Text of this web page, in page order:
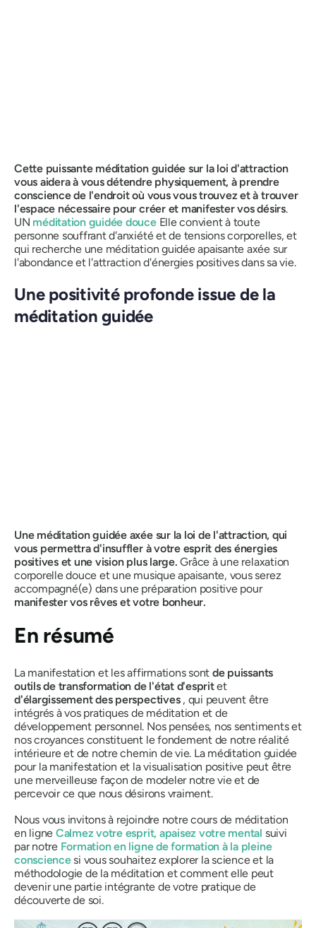
Cette puissante méditation guidée sur la loi d'attraction
vous aidera à vous détendre physiquement, à prendre
conscience de l'endroit où vous vous trouvez et à trouver
l'espace nécessaire pour créer et manifester vos désirs.
UN méditation guidée douceElle convient à toute
personne souffrant d'anxiété et de tensions corporelles, et
qui recherche une méditation guidée apaisante axée sur
l'abondance et l'attraction d'énergies positives dans sa vie.
Une positivité profonde issue de la
méditation guidée
Une méditation guidée axée sur la loi de l'attraction, qui
vous permettra d'insuffler à votre esprit des énergies
positives et une vision plus large. Grâce à une relaxation
corporelle douce et une musique apaisante, vous serez
accompagné(e) dans une préparation positive pour
manifester vos rêves et votre bonheur.
En résumé
La manifestation et les affirmations sont de puissants
outils de transformation de l'état d'espritet
d'élargissement des perspectives, qui peuvent être
intégrés à vos pratiques de méditation et de
développement personnel. Nos pensées, nos sentiments et
nos croyances constituent le fondement de notre réalité
intérieure et de notre chemin de vie. La méditation guidée
pour la manifestation et la visualisation positive peut être
une merveilleuse façon de modeler notre vie et de
percevoir ce que nous désirons vraiment.
Nous vous invitons à rejoindre notre cours de méditation
en ligne Calmez votre esprit, apaisez votre mental suivi
par notre Formation en ligne de formation à la pleine
consciencesi vous souhaitez explorer la science et la
méthodologie de la méditation et comment elle peut
devenir une partie intégrante de votre pratique de
découverte de soi.